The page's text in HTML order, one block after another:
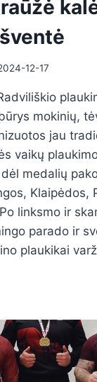
12-17
mokinių,
jau
vaikų
medalių
Klaipėdos,
linksmo ir
parado ir
plaukikai